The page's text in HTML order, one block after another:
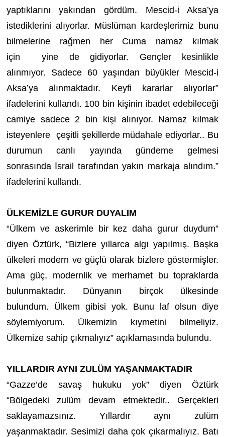
yaptıklarını yakından gördüm. Mescid-i Aksa’ya
istediklerini alıyorlar. Müslüman kardeşlerimiz bunu
bilmelerine rağmen her Cuma namaz kılmak
için yine de gidiyorlar. Gençler kesinlikle
alınmıyor. Sadece 60 yaşından büyükler Mescid-i
Aksa’ya alınmaktadır. Keyfi kararlar alıyorlar”
ifadelerini kullandı. 100 bin kişinin ibadet edebileceği
camiye sadece 2 bin kişi alınıyor. Namaz kılmak
isteyenlere çeşitli şekillerde müdahale ediyorlar.. Bu
durumun canlı yayında gündeme gelmesi
sonrasında İsrail tarafından yakın markaja alındım.”
ifadelerini kullandı.
ÜLKEMİZLE GURUR DUYALIM
“Ülkem ve askerimle bir kez daha gurur duydum”
diyen Öztürk, “Bizlere yıllarca algı yapılmış. Başka
ülkeleri modern ve güçlü olarak bizlere göstermişler.
Ama güç, modernlik ve merhamet bu topraklarda
bulunmaktadır. Dünyanın birçok ülkesinde
bulundum. Ülkem gibisi yok. Bunu laf olsun diye
söylemiyorum. Ülkemizin kıymetini bilmeliyiz.
Ülkemize sahip çıkmalıyız” açıklamasında bulundu.
YILLARDIR AYNI ZULÜM YAŞANMAKTADIR
“Gazze’de savaş hukuku yok” diyen Öztürk
“Bölgedeki zulüm devam etmektedir.. Gerçekleri
saklayamazsınız.
Yıllardır aynı zulüm
yaşanmaktadır. Sesimizi daha çok çıkarmalıyız. Batı